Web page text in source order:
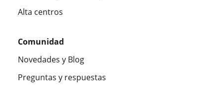
Alta centros
Comunidad
Novedades y Blog
Preguntas y respuestas